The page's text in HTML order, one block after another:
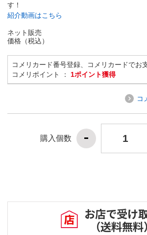
す！
紹介動画はこちら
ネット販売
価格（税込）
コメリカード番号登録、コメリカードでお
コメリポイント ： 1ポイント獲得
コ
購入個数
お店で受け
（送料無料）